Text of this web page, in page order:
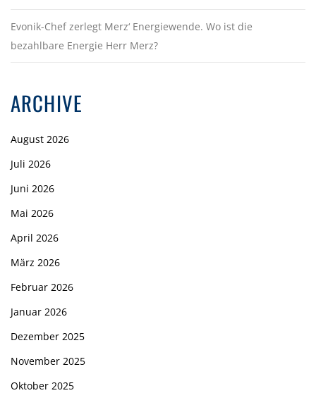
Evonik-Chef zerlegt Merz‘ Energiewende. Wo ist die
bezahlbare Energie Herr Merz?
ARCHIVE
August 2026
Juli 2026
Juni 2026
Mai 2026
April 2026
März 2026
Februar 2026
Januar 2026
Dezember 2025
November 2025
Oktober 2025